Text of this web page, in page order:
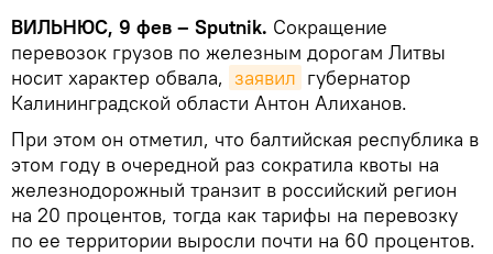
ВИЛЬНЮС, 9 фев – Sputnik. Сокращение
перевозок грузов по железным дорогам Литвы
носит характер обвала, заявил губернатор
Калининградской области Антон Алиханов.
При этом он отметил, что балтийская республика в
этом году в очередной раз сократила квоты на
железнодорожный транзит в российский регион
на 20 процентов, тогда как тарифы на перевозку
по ее территории выросли почти на 60 процентов.